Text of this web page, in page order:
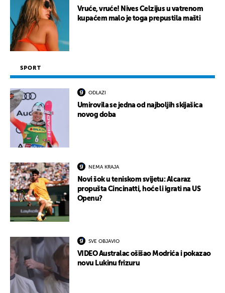
Vruće, vruće! Nives Celzijus u vatrenom
kupaćem malo je toga prepustila mašti
SPORT
ODLAZI
Umirovila se jedna od najboljih skijašica
novog doba
NEMA KRAJA
Novi šok u teniskom svijetu: Alcaraz
propušta Cincinatti, hoće li igrati na US
Openu?
SVE OBJAVIO
VIDEO Australac ošišao Modrića i pokazao
novu Lukinu frizuru